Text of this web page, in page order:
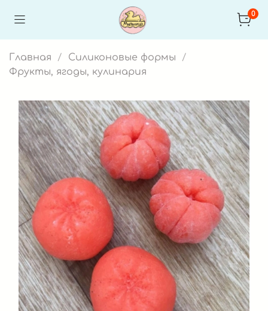
0
Главная
Силиконовые формы
Фрукты, ягоды, кулинария